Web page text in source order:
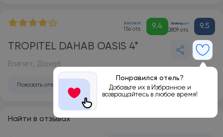
156 отз. 9.4 2809 отз. 9.5
TROPITEL DAHAB OASIS 4*
Понравился отель?
Добавьте их в Избранное и
возвращайтесь в любое время!
Египет, Дахаб
Показать отель на карте
Найти в отзывах